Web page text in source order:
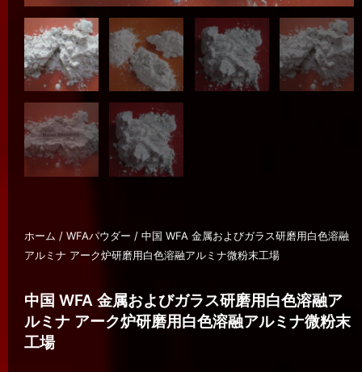
ホーム / WFAパウダー / 中国 WFA 金属およびガラス研磨用白色溶融
アルミナ アーク炉研磨用白色溶融アルミナ微粉末工場
中国 WFA 金属およびガラス研磨用白色溶融ア
ルミナ アーク炉研磨用白色溶融アルミナ微粉末
工場